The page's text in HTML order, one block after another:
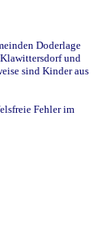
Doderlage
und
sind Kinder aus
Fehler im